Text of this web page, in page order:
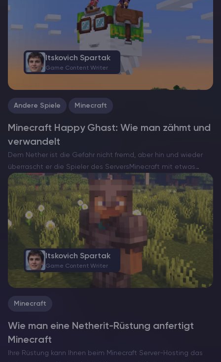
Andere Spiele Minecraft
Minecraft Happy Ghast: Wie man zähmt und
verwandelt
Dem Nether ist die Gefahr nicht fremd, aber hin und wieder
überrascht er die Spieler des ServersMinecraft mit etwas
ungewöhnlich Herzerwärmendem. Hier kommt die Happy
Ghast – eine seltene und friedliche Version der normalerweise
feindlichen…
Itskovich Spartak
Game Content Writer
Minecraft
Wie man eine Netherit-Rüstung anfertigt
Minecraft
Ihre Rüstung kann Ihnen beim Minecraft Server-Hosting das
Itskovich Spartak
Game Content Writer